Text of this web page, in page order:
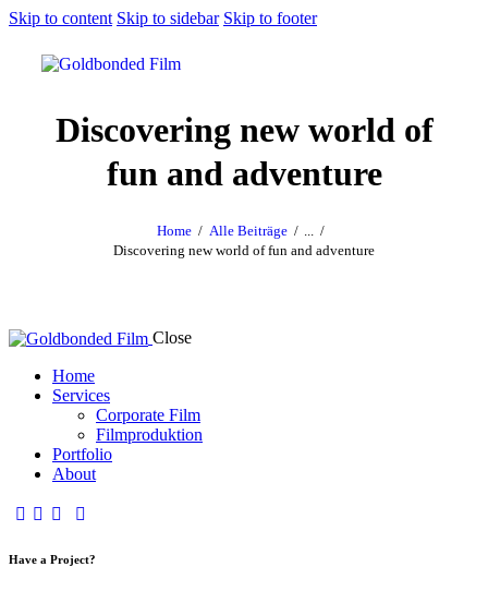
Skip to content Skip to sidebar Skip to footer
Discovering new world of
fun and adventure
Home Alle Beiträge
...
Discovering new world of fun and adventure
Close
Home
Services
Corporate Film
Filmproduktion
Portfolio
About
Have a Project?